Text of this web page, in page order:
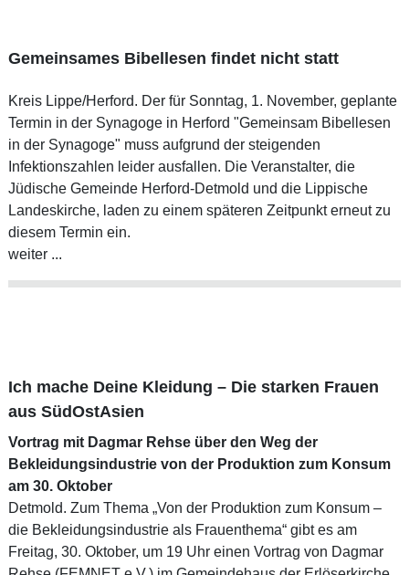
Gemeinsames Bibellesen findet nicht statt
Kreis Lippe/Herford. Der für Sonntag, 1. November, geplante
Termin in der Synagoge in Herford "Gemeinsam Bibellesen
in der Synagoge" muss aufgrund der steigenden
Infektionszahlen leider ausfallen. Die Veranstalter, die
Jüdische Gemeinde Herford-Detmold und die Lippische
Landeskirche, laden zu einem späteren Zeitpunkt erneut zu
diesem Termin ein.
weiter ...
Ich mache Deine Kleidung – Die starken Frauen
aus SüdOstAsien
Vortrag mit Dagmar Rehse über den Weg der
Bekleidungsindustrie von der Produktion zum Konsum
am 30. Oktober
Detmold. Zum Thema „Von der Produktion zum Konsum –
die Bekleidungsindustrie als Frauenthema“ gibt es am
Freitag, 30. Oktober, um 19 Uhr einen Vortrag von Dagmar